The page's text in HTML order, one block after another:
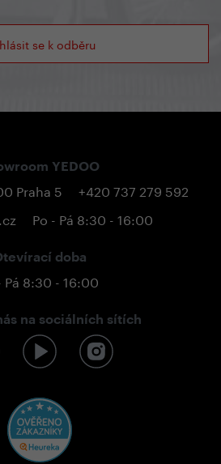
se k odběru
YEDOO
Praha 5
+420 737 279 592
Po - Pá 8:30 - 16:00
doba
Pá 8:30 - 16:00
na sociálních sítích